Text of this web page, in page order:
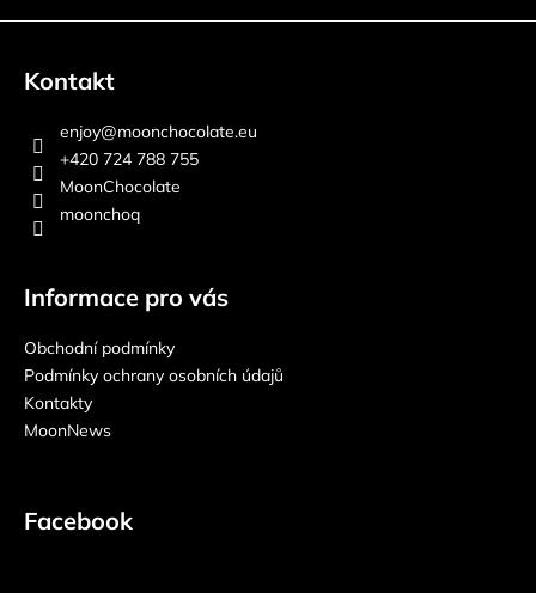
Kontakt
enjoy@moonchocolate.eu
+420 724 788 755
MoonChocolate
moonchoq
Informace pro vás
Obchodní podmínky
Podmínky ochrany osobních údajů
Kontakty
MoonNews
Facebook